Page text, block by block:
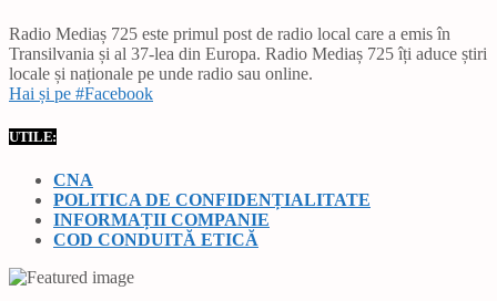
Radio Mediaș 725 este primul post de radio local care a emis în
Transilvania și al 37-lea din Europa. Radio Mediaș 725 îți aduce știri
locale și naționale pe unde radio sau online.
Hai și pe #Facebook
UTILE:
CNA
POLITICA DE CONFIDENȚIALITATE
INFORMAȚII COMPANIE
COD CONDUITĂ ETICĂ